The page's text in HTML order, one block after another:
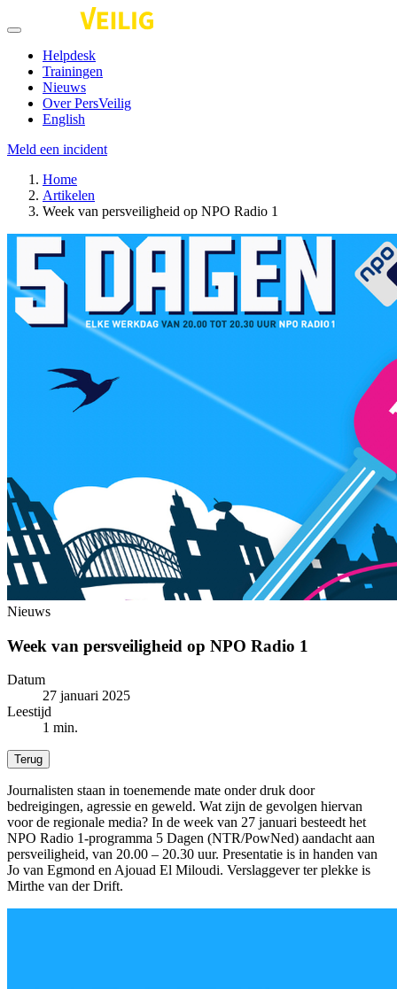
Helpdesk
Trainingen
Nieuws
Over PersVeilig
English
Meld een incident
Home
Artikelen
Week van persveiligheid op NPO Radio 1
Nieuws
Week van persveiligheid op NPO Radio 1
Datum
27 januari 2025
Leestijd
1 min.
Terug
Journalisten staan in toenemende mate onder druk door
bedreigingen, agressie en geweld. Wat zijn de gevolgen hiervan
voor de regionale media? In de week van 27 januari besteedt het
NPO Radio 1-programma 5 Dagen (NTR/PowNed) aandacht aan
persveiligheid, van 20.00 – 20.30 uur. Presentatie is in handen van
Jo van Egmond en Ajouad El Miloudi. Verslaggever ter plekke is
Mirthe van der Drift.